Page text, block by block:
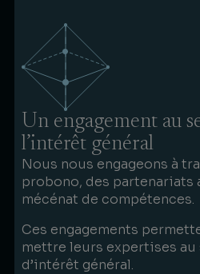
Un engagement au
l’intérêt général
Nous nous engageons à
probono, des
mécénat de compétences.
Ces engagements
mettre leurs expertises
d’intérêt général.